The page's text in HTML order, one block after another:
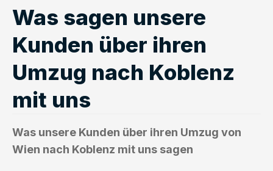
Was sagen unsere
Kunden über ihren
Umzug nach Koblenz
mit uns
Was unsere Kunden über ihren Umzug von
Wien nach Koblenz mit uns sagen